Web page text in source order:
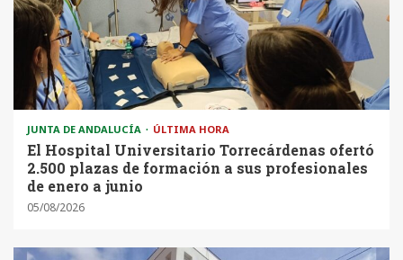
JUNTA DE ANDALUCÍA ÚLTIMA HORA
El Hospital Universitario Torrecárdenas ofertó
2.500 plazas de formación a sus profesionales
de enero a junio
05/08/2026